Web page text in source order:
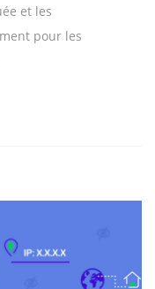
et les
pour les